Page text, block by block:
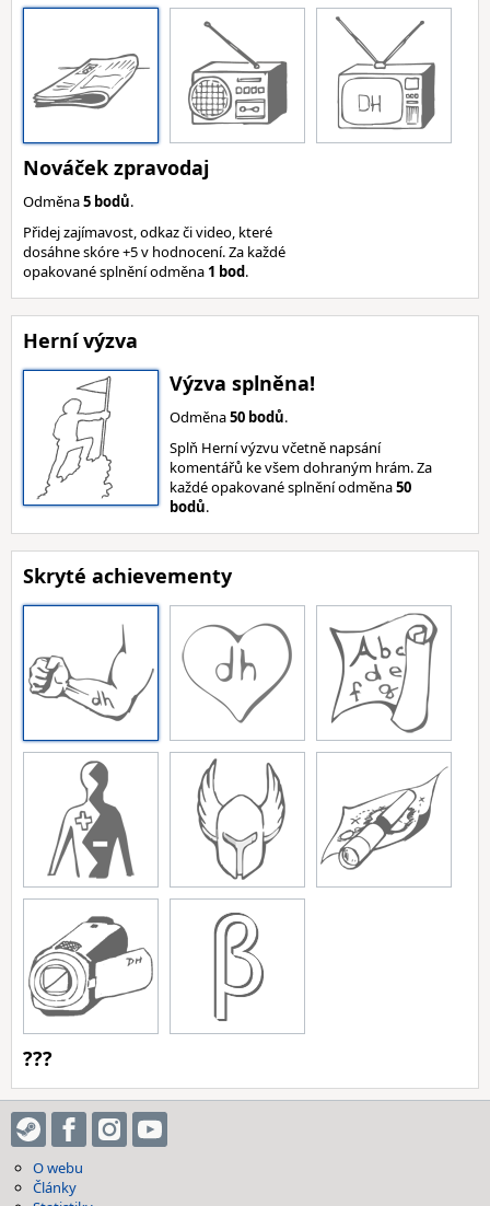
Nováček zpravodaj
Odměna5 bodů.
Přidej zajímavost, odkaz či video, které
dosáhne skóre +5 v hodnocení. Za každé
opakované splnění odměna 1 bod.
Herní výzva
Výzva splněna!
Odměna50 bodů.
Splň Herní výzvu včetně napsání
komentářů ke všem dohraným hrám. Za
každé opakované splnění odměna50
bodů.
Skryté achievementy
???
O webu
Články